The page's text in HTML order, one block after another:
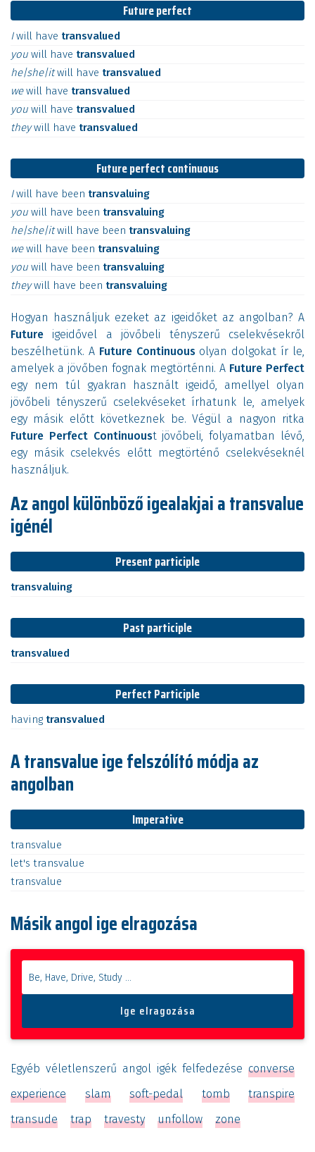
Future perfect
Iwill have transvalued
you will have transvalued
he|she|itwill have transvalued
wewill have transvalued
you will have transvalued
theywill have transvalued
Future perfect continuous
Iwill have been transvaluing
you will have been transvaluing
he|she|itwill have been transvaluing
wewill have been transvaluing
you will have been transvaluing
theywill have been transvaluing
Hogyan használjuk ezeket az igeidőket az angolban? A
Future igeidővel a jövőbeli tényszerű cselekvésekről
beszélhetünk. A Future Continuousolyan dolgokat ír le,
amelyek a jövőben fognak megtörténni. A Future Perfect
egy nem túl gyakran használt igeidő, amellyel olyan
jövőbeli tényszerű cselekvéseket írhatunk le, amelyek
egy másik előtt következnek be. Végül a nagyon ritka
Future Perfect Continuoust jövőbeli, folyamatban lévő,
egy másik cselekvés előtt megtörténő cselekvéseknél
használjuk.
Az angol különböző igealakjai a transvalue
igénél
Present participle
transvaluing
Past participle
transvalued
Perfect Participle
having transvalued
A transvalue ige felszólító módja az
angolban
Imperative
transvalue
let's transvalue
transvalue
Másik angol ige elragozása
Egyéb véletlenszerű angol igék felfedezése converse
experience
slam soft-pedal tomb
transpire
transude
trap travesty unfollow zone